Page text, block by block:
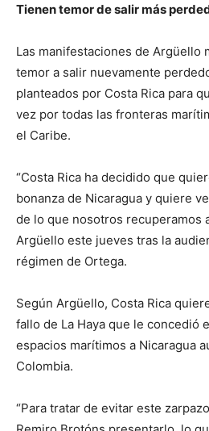
Tienen temor de salir más
Las manifestaciones de Argüello
temor a salir nuevamente
planteados por Costa Rica para
vez por todas las fronteras
el Caribe.
“Costa Rica ha decidido que
bonanza de Nicaragua y quiere
de lo que nosotros recuperamos
Argüello este jueves tras la
régimen de Ortega.
Según Argüello, Costa Rica
fallo de La Haya que le concedió
espacios marítimos a Nicaragua
Colombia.
“Para tratar de evitar este